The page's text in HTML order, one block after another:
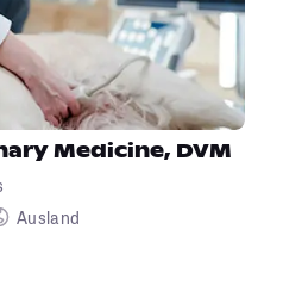
Medicine, DVM
Ausland